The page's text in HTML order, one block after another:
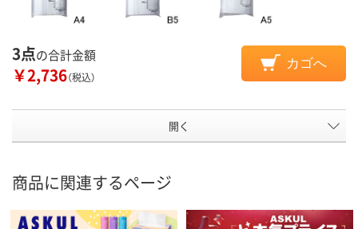
3点の合計金額
￥2,736（税込）
カゴへ
開く
商品に関連するページ